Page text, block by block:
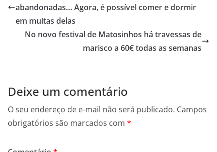
o
o
e
r
A
p
n
e
i
k
abandonadas… Agora, é possível comer e dormir
em muitas delas
No novo festival de Matosinhos há travessas de
marisco a 60€ todas as semanas
Deixe um comentário
O seu endereço de e-mail não será publicado. Campos
obrigatórios são marcados com *